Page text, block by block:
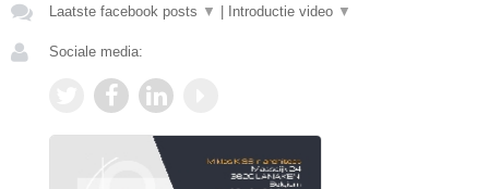
Laatste facebook posts ▼ Introductie video ▼
Sociale media: